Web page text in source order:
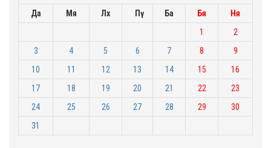
Да
Мя Лх Пү Ба Бя
Ня
1
2
3
4 5 6 7 8
9
10
11 12 13 14 15
16
17
18 19 20 21 22
23
24
25 26 27 28 29
30
31